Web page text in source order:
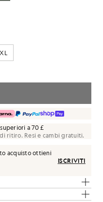
a 70 £
ritiro. Resi e cambi gratuiti.
acquisto ottieni
ISCRIVITI